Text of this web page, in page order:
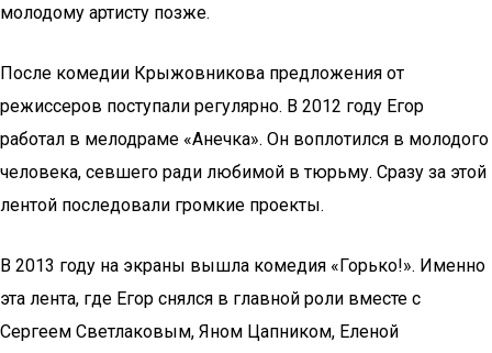
молодому артисту позже.
После комедии Крыжовникова предложения от
режиссеров поступали регулярно. В 2012 году Егор
работал в мелодраме «Анечка». Он воплотился в молодого
человека, севшего ради любимой в тюрьму. Сразу за этой
лентой последовали громкие проекты.
В 2013 году на экраны вышла комедия «Горько!». Именно
эта лента, где Егор снялся в главной роли вместе с
Сергеем Светлаковым, Яном Цапником, Еленой